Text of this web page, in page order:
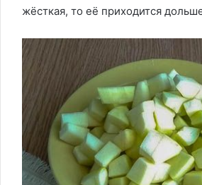
жёсткая, то её приходится